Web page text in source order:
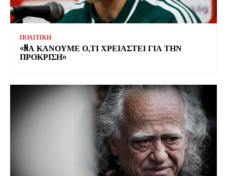
ΠΟΛΙΤΙΚΗ
«NΑ ΚΑΝΟΥΜΕ Ο,ΤΙ ΧΡΕΙΑΣΤΕΙ ΓΙΑ ΤΗΝ
ΠΡΟΚΡΙΣΗ»